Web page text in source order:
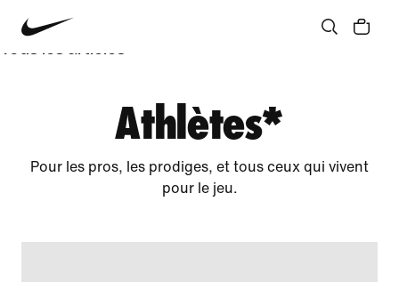
Communauté
Tous les articles
Athlètes*
Pour les pros, les prodiges, et tous ceux qui vivent
pour le jeu.